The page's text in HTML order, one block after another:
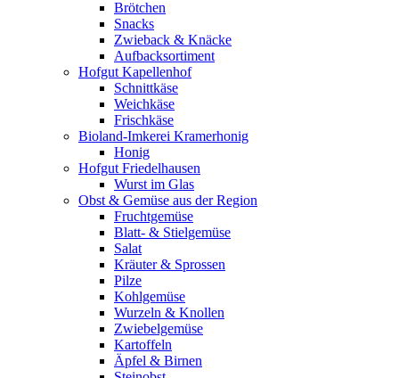
Brötchen
Snacks
Zwieback & Knäcke
Aufbacksortiment
Hofgut Kapellenhof
Schnittkäse
Weichkäse
Frischkäse
Bioland-Imkerei Kramerhonig
Honig
Hofgut Friedelhausen
Wurst im Glas
Obst & Gemüse aus der Region
Fruchtgemüse
Blatt- & Stielgemüse
Salat
Kräuter & Sprossen
Pilze
Kohlgemüse
Wurzeln & Knollen
Zwiebelgemüse
Kartoffeln
Äpfel & Birnen